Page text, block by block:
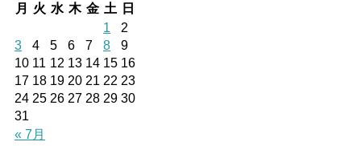
月
火 水 木 金 土 日
« 7月
1
2
3
4 5 6 7 8
9
10 11 12 13 14 15 16
17 18 19 20 21 22 23
24 25 26 27 28 29 30
31